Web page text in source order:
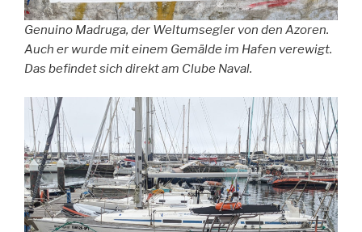
Genuino Madruga, der Weltumsegler von den Azoren.
Auch er wurde mit einem Gemälde im Hafen verewigt.
Das befindet sich direkt am Clube Naval.